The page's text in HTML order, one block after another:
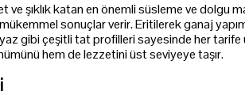
şıklık katan en önemli süsleme ve dolgu
sonuçlar verir. Eritilerek ganaj
gibi çeşitli tat profilleri sayesinde her
hem de lezzetini üst seviyeye taşır.